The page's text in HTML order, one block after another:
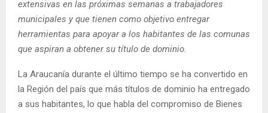
extensivas en las próximas semanas a trabajadores
municipales y que tienen como objetivo entregar
herramientas para apoyar a los habitantes de las comunas
que aspiran a obtener su título de dominio.
La Araucanía durante el último tiempo se ha convertido en
la Región del país que más títulos de dominio ha entregado
a sus habitantes, lo que habla del compromiso de Bienes